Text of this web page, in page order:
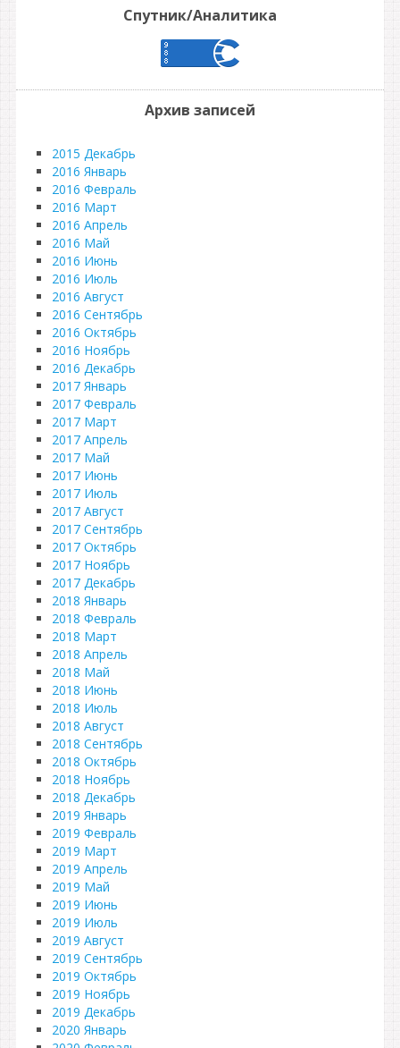
Спутник/Аналитика
Архив записей
2015 Декабрь
2016 Январь
2016 Февраль
2016 Март
2016 Апрель
2016 Май
2016 Июнь
2016 Июль
2016 Август
2016 Сентябрь
2016 Октябрь
2016 Ноябрь
2016 Декабрь
2017 Январь
2017 Февраль
2017 Март
2017 Апрель
2017 Май
2017 Июнь
2017 Июль
2017 Август
2017 Сентябрь
2017 Октябрь
2017 Ноябрь
2017 Декабрь
2018 Январь
2018 Февраль
2018 Март
2018 Апрель
2018 Май
2018 Июнь
2018 Июль
2018 Август
2018 Сентябрь
2018 Октябрь
2018 Ноябрь
2018 Декабрь
2019 Январь
2019 Февраль
2019 Март
2019 Апрель
2019 Май
2019 Июнь
2019 Июль
2019 Август
2019 Сентябрь
2019 Октябрь
2019 Ноябрь
2019 Декабрь
2020 Январь